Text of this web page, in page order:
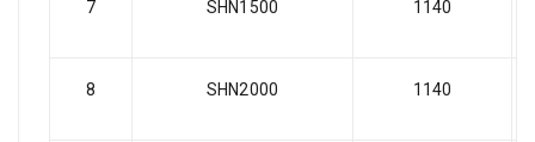
7 SHN1500 1140
8 SHN2000 1140